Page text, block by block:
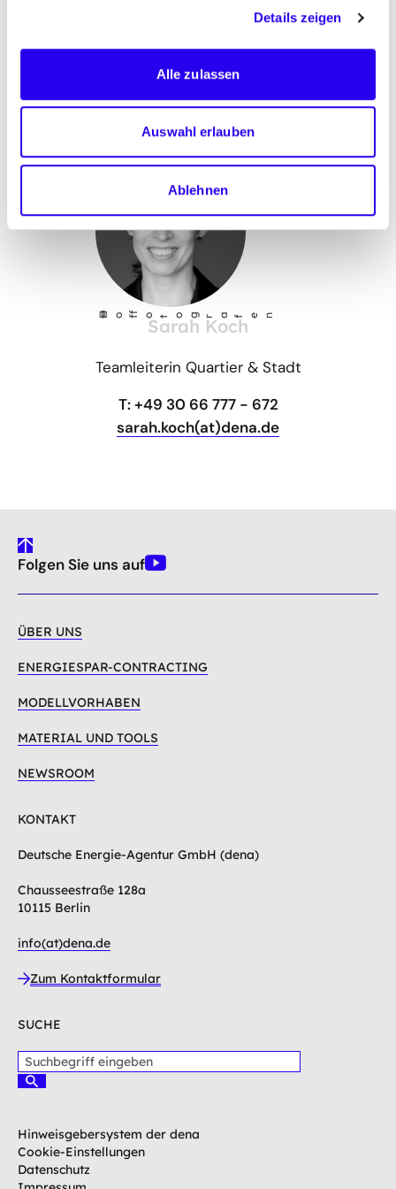
Details zeigen
Alle zulassen
Auswahl erlauben
Ablehnen
Pressekontakt
©
Ho f
fotog r
a fen
Sarah Koch
Teamleiterin Quartier & Stadt
T: +49 30 66 777 - 672
sarah.koch(at)dena.de
gehe
nach
Folgen Sie uns aufYoutube
ÜBER UNS
ENERGIESPAR-CONTRACTING
MODELLVORHABEN
MATERIAL UND TOOLS
NEWSROOM
KONTAKT
Deutsche Energie-Agentur GmbH (dena)
Chausseestraße 128a
10115 Berlin
info(at)dena.de
Zum Kontaktformular
SUCHE
u
b
e
g
r
S
e
n
Hinweisgebersystem der dena
Cookie-Einstellungen
Datenschutz